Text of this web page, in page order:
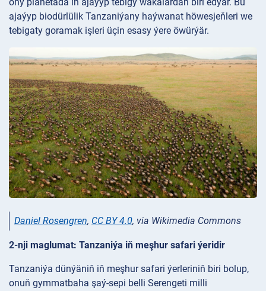
ajaýyp biodürlülik Tanzaniýany haýwanat höwesjeňleri we
tebigaty goramak işleri üçin esasy ýere öwürýär.
Daniel Rosengren, CC BY 4.0, via Wikimedia Commons
2-nji maglumat: Tanzaniýa iň meşhur safari ýeridir
Tanzaniýa dünýäniň iň meşhur safari ýerleriniň biri bolup,
onuň gymmatbaha şaý-sepi belli Serengeti milli